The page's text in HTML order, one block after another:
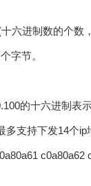
进制数的个数
字节。
的十六进制表示
持下发14个ip
c0a80a62